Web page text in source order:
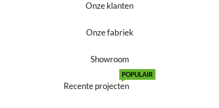
Onze klanten
Onze fabriek
Showroom
Recente projecten
POPULAIR